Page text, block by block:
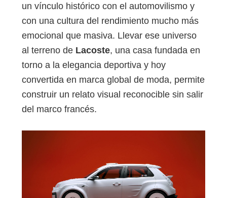
un vínculo histórico con el automovilismo y
con una cultura del rendimiento mucho más
emocional que masiva. Llevar ese universo
al terreno de Lacoste, una casa fundada en
torno a la elegancia deportiva y hoy
convertida en marca global de moda, permite
construir un relato visual reconocible sin salir
del marco francés.